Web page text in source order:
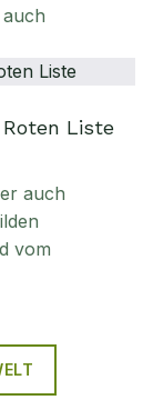
Liste
auch
vom